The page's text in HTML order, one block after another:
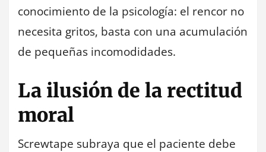
conocimiento de la psicología: el rencor no
necesita gritos, basta con una acumulación
de pequeñas incomodidades.
La ilusión de la rectitud
moral
Screwtape subraya que el paciente debe